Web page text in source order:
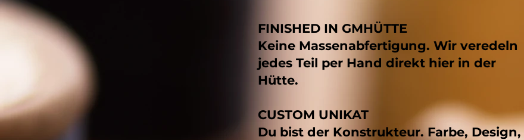
FINISHED IN GMHÜTTE
Keine Massenabfertigung. Wir veredeln
jedes Teil per Hand direkt hier in der
Hütte.
CUSTOM UNIKAT
Du bist der Konstrukteur. Farbe, Design,